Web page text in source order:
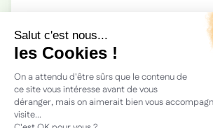
Le LMS Beedeez
Notre IA
Coaching
Intégrations
Cas d’usage